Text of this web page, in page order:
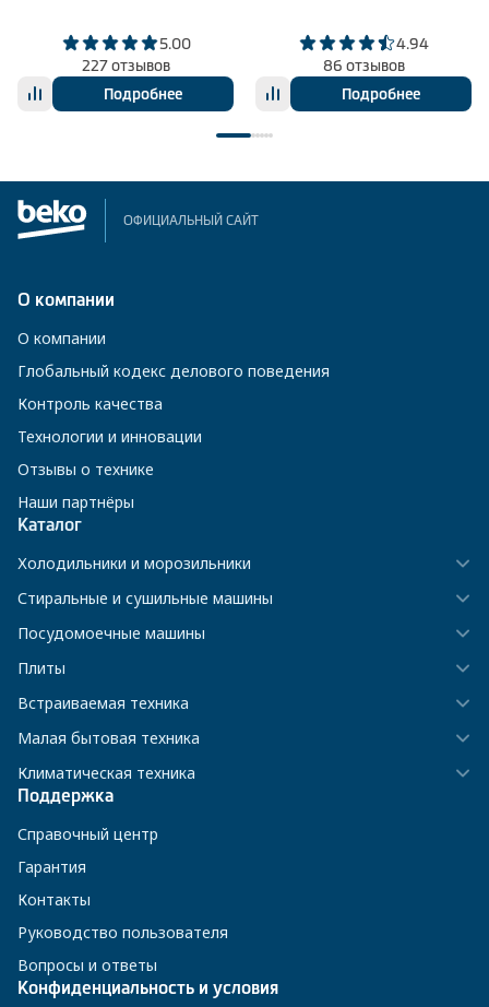
5.00
227 отзывов
Подробнее
4.94
86 отзывов
Подробнее
ОФИЦИАЛЬНЫЙ САЙТ
О компании
О компании
Глобальный кодекс делового поведения
Контроль качества
Технологии и инновации
Отзывы о технике
Наши партнёры
Каталог
Холодильники и морозильники
Стиральные и сушильные машины
Посудомоечные машины
Плиты
Встраиваемая техника
Малая бытовая техника
Климатическая техника
Поддержка
Справочный центр
Гарантия
Контакты
Руководство пользователя
Вопросы и ответы
Конфиденциальность и условия